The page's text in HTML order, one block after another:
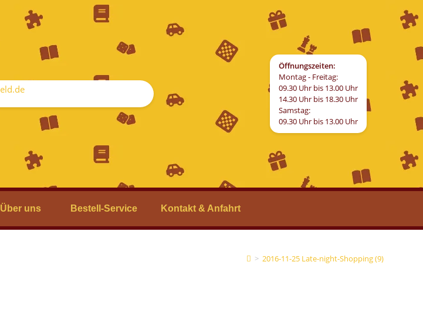
Öffnungszeiten:
Montag - Freitag:
09.30 Uhr bis 13.00 Uhr
14.30 Uhr bis 18.30 Uhr
Samstag:
09.30 Uhr bis 13.00 Uhr
Über uns Bestell-Service Kontakt & Anfahrt
> 2016-11-25 Late-night-Shopping (9)